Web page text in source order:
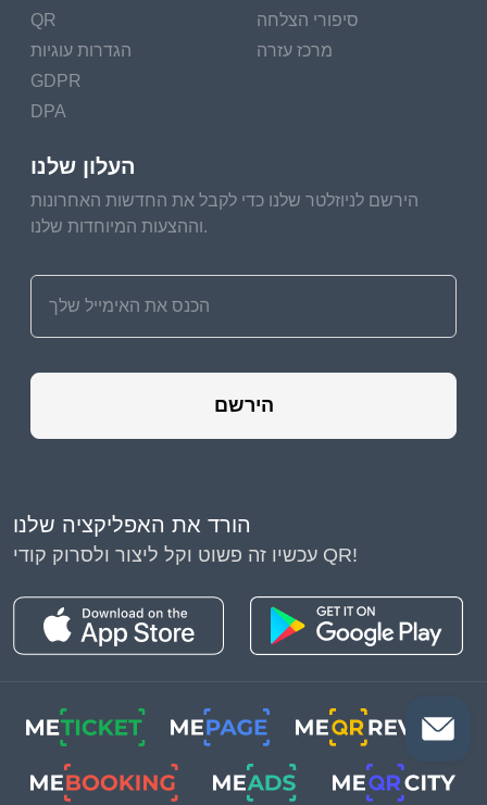
QR
הגדרות עוגיות
GDPR
DPA
סיפורי הצלחה
מרכז עזרה
העלון שלנו
הירשם לניוזלטר שלנו כדי לקבל את החדשות האחרונות
וההצעות המיוחדות שלנו.
הירשם
הורד את האפליקציה שלנו
עכשיו זה פשוט וקל ליצור ולסרוק קודי QR!